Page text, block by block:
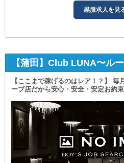
黒服求人を見
【蒲田】Club LUNA〜ル
【ここまで稼げるのはレア！？】
ープ店だから安心・安全・安定お約